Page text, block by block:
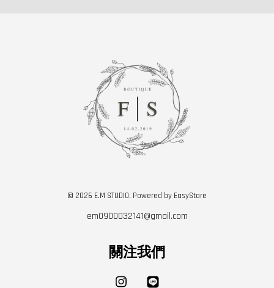
© 2026 E.M STUDIO. Powered by EasyStore
em0900032141@gmail.com
關注我們
Instagram